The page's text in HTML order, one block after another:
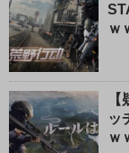
ｗ
ッ
ｗ